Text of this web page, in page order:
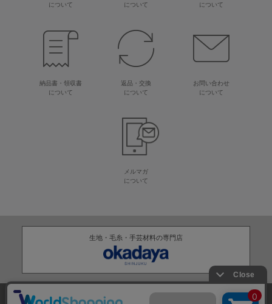
について
について
について
納品書・領収書
について
返品・交換
について
お問い合わせ
について
メルマガ
について
生地・毛糸・手芸材料の専門店